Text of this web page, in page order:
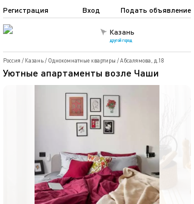
Казань
другой город
Подать объявление
Регистрация Вход
Россия / Казань/ Однокомнатные квартиры /Абсалямова, д.18
Уютные апартаменты возле Чаши